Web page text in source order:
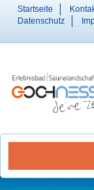
Startseite
Datenschutz